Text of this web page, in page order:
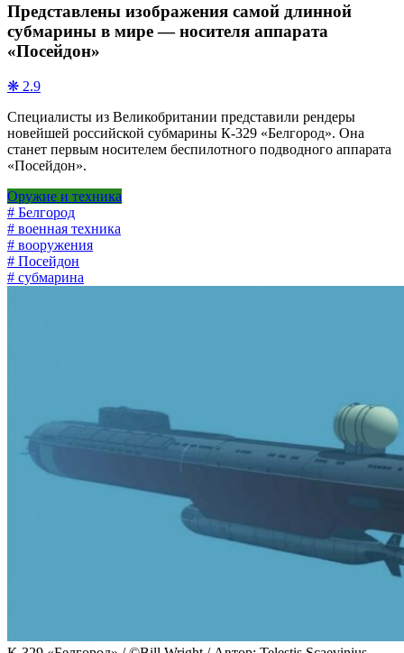
Представлены изображения самой длинной
субмарины в мире — носителя аппарата
«Посейдон»
❋ 2.9
Специалисты из Великобритании представили рендеры
новейшей российской субмарины К-329 «Белгород». Она
станет первым носителем беспилотного подводного аппарата
«Посейдон».
Оружие и техника
# Белгород
# военная техника
# вооружения
# Посейдон
# субмарина